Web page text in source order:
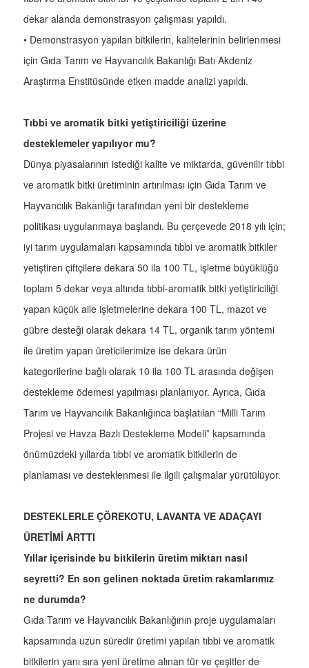
dekar alanda demonstrasyon çalışması yapıldı.
• Demonstrasyon yapılan bitkilerin, kalitelerinin belirlenmesi
için Gıda Tarım ve Hayvancılık Bakanlığı Batı Akdeniz
Araştırma Enstitüsünde etken madde analizi yapıldı.
Tıbbi ve aromatik bitki yetiştiriciliği üzerine
desteklemeler yapılıyor mu?
Dünya piyasalarının istediği kalite ve miktarda, güvenilir tıbbi
ve aromatik bitki üretiminin artırılması için Gıda Tarım ve
Hayvancılık Bakanlığı tarafından yeni bir destekleme
politikası uygulanmaya başlandı. Bu çerçevede 2018 yılı için;
iyi tarım uygulamaları kapsamında tıbbi ve aromatik bitkiler
yetiştiren çiftçilere dekara 50 ila 100 TL, işletme büyüklüğü
toplam 5 dekar veya altında tıbbi-aromatik bitki yetiştiriciliği
yapan küçük aile işletmelerine dekara 100 TL, mazot ve
gübre desteği olarak dekara 14 TL, organik tarım yöntemi
ile üretim yapan üreticilerimize ise dekara ürün
kategorilerine bağlı olarak 10 ila 100 TL arasında değişen
destekleme ödemesi yapılması planlanıyor. Ayrıca, Gıda
Tarım ve Hayvancılık Bakanlığınca başlatılan “Milli Tarım
Projesi ve Havza Bazlı Destekleme Modeli” kapsamında
önümüzdeki yıllarda tıbbi ve aromatik bitkilerin de
planlaması ve desteklenmesi ile ilgili çalışmalar yürütülüyor.
DESTEKLERLE ÇÖREKOTU, LAVANTA VE ADAÇAYI
ÜRETİMİ ARTTI
Yıllar içerisinde bu bitkilerin üretim miktarı nasıl
seyretti? En son gelinen noktada üretim rakamlarımız
ne durumda?
Gıda Tarım ve Hayvancılık Bakanlığının proje uygulamaları
kapsamında uzun süredir üretimi yapılan tıbbi ve aromatik
bitkilerin yanı sıra yeni üretime alınan tür ve çeşitler de